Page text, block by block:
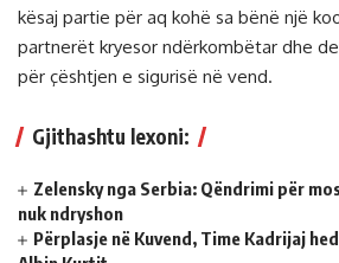
kësaj partie për aq kohë sa bënë një
partnerët kryesor ndërkombëtar dhe
për çështjen e sigurisë në vend.
Gjithashtu lexoni:
Zelensky nga Serbia: Qëndrimi për
nuk ndryshon
Përplasje në Kuvend, Time Kadrijaj